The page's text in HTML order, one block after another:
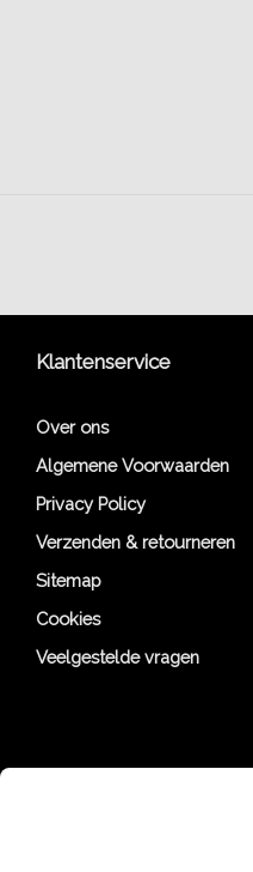
Klantenservice
Over ons
Algemene Voorwaarden
Privacy Policy
Verzenden & retourneren
Sitemap
Cookies
Veelgestelde vragen